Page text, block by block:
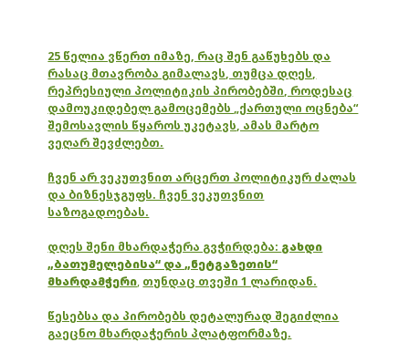
25 წელია ვწერთ იმაზე, რაც შენ გაწუხებს და
რასაც მთავრობა გიმალავს, თუმცა დღეს,
რეპრესიული პოლიტიკის პირობებში, როდესაც
დამოუკიდებელ გამოცემებს „ქართული ოცნება“
შემოსავლის წყაროს უკეტავს, ამას მარტო
ვეღარ შევძლებთ.
ჩვენ არ ვეკუთვნით არცერთ პოლიტიკურ ძალას
და ბიზნესჯგუფს. ჩვენ ვეკუთვნით
საზოგადოებას.
დღეს შენი მხარდაჭერა გვჭირდება: გახდი
„ბათუმელებისა“ და „ნეტგაზეთის“
მხარდამჭერი, თუნდაც თვეში 1 ლარიდან.
წესებსა და პირობებს დეტალურად შეგიძლია
გაეცნო მხარდაჭერის პლატფორმაზე.